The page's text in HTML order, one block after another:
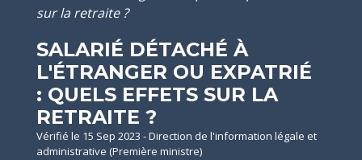
sur la retraite ?
SALARIÉ DÉTACHÉ À
L'ÉTRANGER OU EXPATRIÉ
: QUELS EFFETS SUR LA
RETRAITE ?
Vérifié le 15 Sep 2023 - Direction de l'information légale et
administrative (Première ministre)